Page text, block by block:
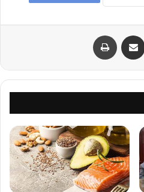
واتساب مشاركة عبر البريد